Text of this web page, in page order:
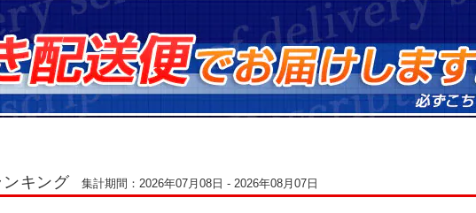
キング 集計期間：2026年07月08日 - 2026年08月07日